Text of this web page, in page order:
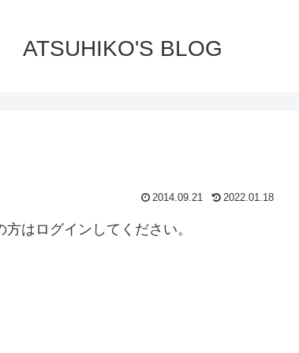
ATSUHIKO'S BLOG
2014.09.21 2022.01.18
はログインしてください。